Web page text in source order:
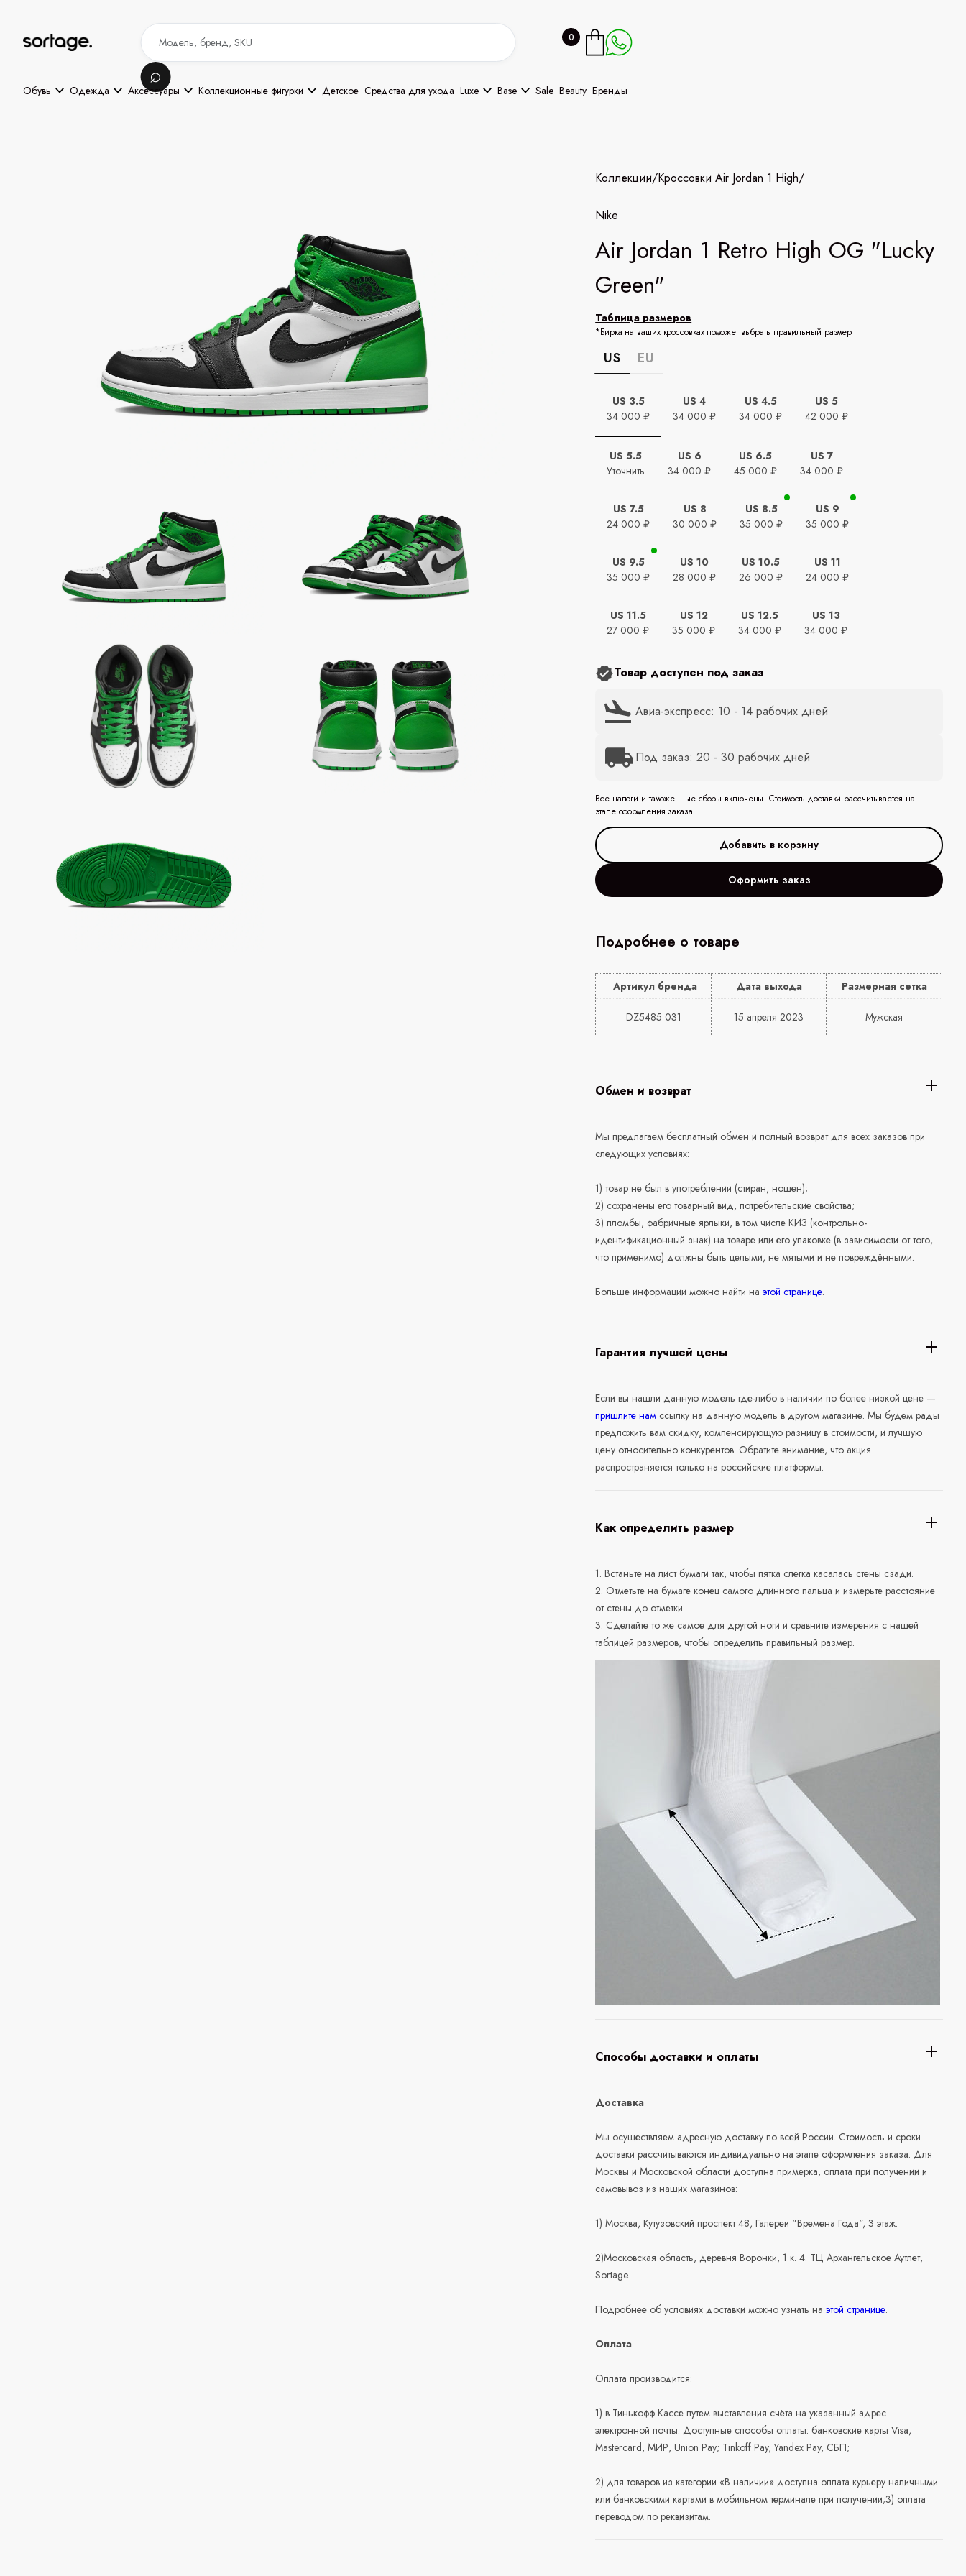
0
Обувь Одежда Аксессуары Коллекционные фигурки Детское Средства для ухода Luxe Base Sale Beauty Бренды
Коллекции/Кроссовки Air Jordan 1 High/
Nike
Air Jordan 1 Retro High OG "Lucky
Green"
Таблица размеров
*Бирка на ваших кроссовках поможет выбрать правильный размер
US EU
US 3.5
34 000 ₽
US 4
34 000 ₽
US 4.5
34 000 ₽
US 5
42 000 ₽
US 5.5
Уточнить
US 6
34 000 ₽
US 6.5
45 000 ₽
US 7
34 000 ₽
US 7.5
24 000 ₽
US 8
30 000 ₽
US 8.5
35 000 ₽
US 9
35 000 ₽
US 9.5
35 000 ₽
US 10
28 000 ₽
US 10.5
26 000 ₽
US 11
24 000 ₽
US 11.5
27 000 ₽
US 12
35 000 ₽
US 12.5
34 000 ₽
US 13
34 000 ₽
Товар доступен под заказ
Авиа-экспресс: 10 - 14 рабочих дней
Под заказ: 20 - 30 рабочих дней
Все налоги и таможенные сборы включены. Стоимость доставки рассчитывается на
этапе оформления заказа.
Оформить заказ
Подробнее о товаре
Артикул бренда Дата выхода Размерная сетка
DZ5485 031 15 апреля 2023 Мужская
Обмен и возврат
Мы предлагаем бесплатный обмен и полный возврат для всех заказов при
следующих условиях:
1) товар не был в употреблении (стиран, ношен);
2) сохранены его товарный вид, потребительские свойства;
3) пломбы, фабричные ярлыки, в том числе КИЗ (контрольно-
идентификационный знак) на товаре или его упаковке (в зависимости от того,
что применимо) должны быть целыми, не мятыми и не повреждёнными.
Больше информации можно найти наэтой странице.
Гарантия лучшей цены
Если вы нашли данную модель где-либо в наличии по более низкой цене —
пришлите нам ссылку на данную модель в другом магазине. Мы будем рады
предложить вам скидку, компенсирующую разницу в стоимости, и лучшую
цену относительно конкурентов. Обратите внимание, что акция
распространяется только на российские платформы.
Как определить размер
1. Встаньте на лист бумаги так, чтобы пятка слегка касалась стены сзади.
2. Отметьте на бумаге конец самого длинного пальца и измерьте расстояние
от стены до отметки.
3. Сделайте то же самое для другой ноги и сравните измерения с нашей
таблицей размеров, чтобы определить правильный размер.
Способы доставки и оплаты
Доставка
Мы осуществляем адресную доставку по всей России. Стоимость и сроки
доставки рассчитываются индивидуально на этапе оформления заказа. Для
Москвы и Московской области доступна примерка, оплата при получении и
самовывоз из наших магазинов:
1) Москва, Кутузовский проспект 48, Галереи "Времена Года", 3 этаж.
2)Московская область, деревня Воронки, 1 к. 4. ТЦ Архангельское Аутлет,
Sortage.
Подробнее об условиях доставки можно узнать наэтой странице.
Оплата
Оплата производится:
1) в Тинькофф Кассе путем выставления счёта на указанный адрес
электронной почты. Доступные способы оплаты: банковские карты Visa,
Mastercard, МИР, Union Pay; Tinkoff Pay, Yandex Pay, СБП;
2) для товаров из категории «В наличии» доступна оплата курьеру наличными
или банковскими картами в мобильном терминале при получении;3) оплата
переводом по реквизитам.